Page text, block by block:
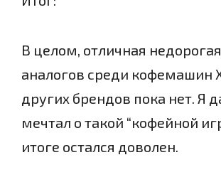
В целом, отличная
аналогов среди кофемашин
других брендов пока нет. Я
мечтал о такой “кофейной
итоге остался доволен.